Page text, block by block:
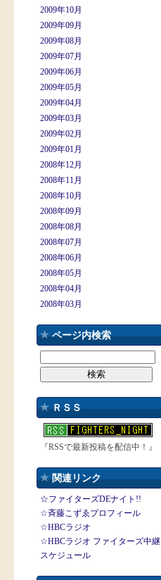
2009年10月
2009年09月
2009年08月
2009年07月
2009年06月
2009年05月
2009年04月
2009年03月
2009年02月
2009年01月
2008年12月
2008年11月
2008年10月
2008年09月
2008年08月
2008年07月
2008年06月
2008年05月
2008年04月
2008年03月
ページ内検索
ＲＳＳ
『RSSで最新投稿を配信中！』
関連リンク
☆ファイターズDEナイト!!
☆斉藤こずゑプロフィール
☆HBCラジオ
☆HBCラジオ ファイターズ中継
スケジュール